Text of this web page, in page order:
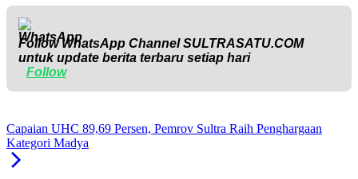
Follow WhatsApp ChannelSULTRASATU.COM
untuk update berita terbaru setiap hari
Follow
Capaian UHC 89,69 Persen, Pemrov Sultra Raih Penghargaan
Kategori Madya